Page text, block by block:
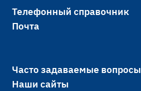
Телефонный справочник
Почта
Часто задаваемые вопросы
Наши сайты